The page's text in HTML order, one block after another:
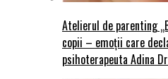
Atelierul de parenting
copii – emoții care
psihoterapeuta Adina